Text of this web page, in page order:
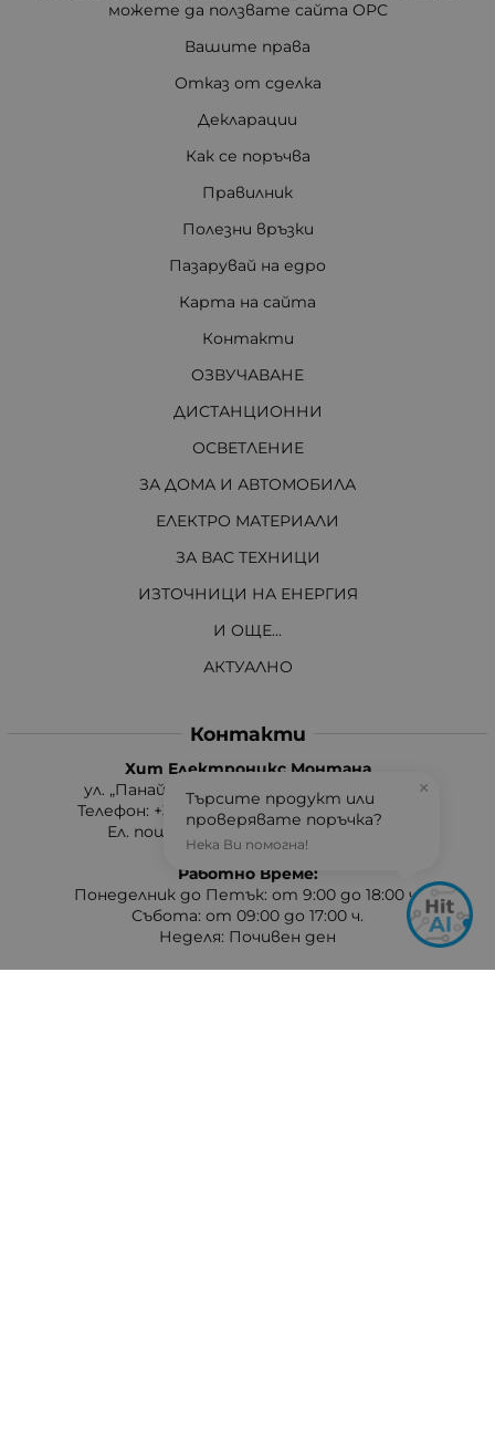
можете да ползвате сайта ОРС
Вашите права
Отказ от сделка
Декларации
Как се поръчва
Правилник
Полезни връзки
Пазарувай на едро
Карта на сайта
Контакти
ОЗВУЧАВАНЕ
ДИСТАНЦИОННИ
ОСВЕТЛЕНИЕ
ЗА ДОМА И АВТОМОБИЛА
ЕЛЕКТРО МАТЕРИАЛИ
ЗА ВАС ТЕХНИЦИ
ИЗТОЧНИЦИ НА ЕНЕРГИЯ
И ОЩЕ...
АКТУАЛНО
Контакти
Хит Електроникс Монтана
ул. „Панайот Хитов“ 46, 3400 Монтана
Телефон: +359 96 304 314 / +359 876 304314
Ел. поща: info:at:hit-electronics.com
Работно Време:
Понеделник до Петък: от 9:00 до 18:00 ч.
Събота: от 09:00 до 17:00 ч.
Неделя: Почивен ден
×
Търсите продукт или
проверявате поръчка?
Нека Ви помогна!